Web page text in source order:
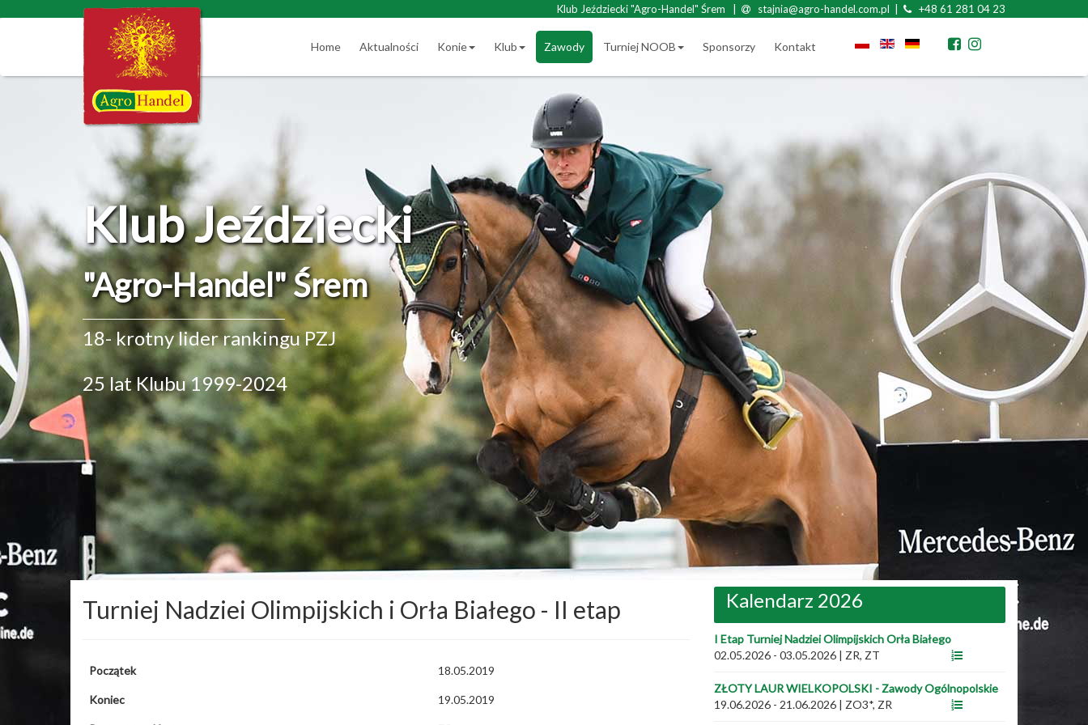
Klub Jeździecki "Agro-Handel" Śrem stajnia@agro-handel.com.pl | +48 61 281 04 23
Home Aktualności Konie Klub Zawody Turniej NOOB Sponsorzy Kontakt
Klub Jeździecki
"Agro-Handel" Śrem
18- krotny lider rankingu PZJ
25 lat Klubu 1999-2024
Turniej Nadziei Olimpijskich i Orła Białego - II etap
Początek 18.05.2019
Koniec 19.05.2019
Kalendarz 2026
I Etap Turniej Nadziei Olimpijskich Orła Białego
02.05.2026 - 03.05.2026 | ZR, ZT
ZŁOTY LAUR WIELKOPOLSKI - Zawody Ogólnopolskie
19.06.2026 - 21.06.2026 | ZO3*, ZR